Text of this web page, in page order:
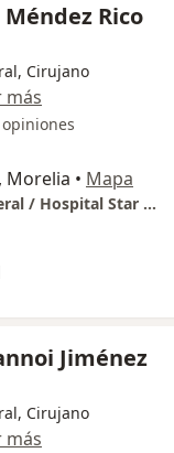
Rico
Cirujano
más
Morelia • Mapa
Cirugia oncologica / Cirugia general / Hospital Star Medica Morelia
Jiménez
Cirujano
más